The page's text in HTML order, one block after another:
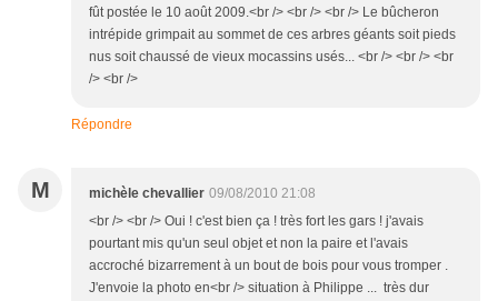
fût postée le 10 août 2009.<br /> <br /> <br /> Le bûcheron
intrépide grimpait au sommet de ces arbres géants soit pieds
nus soit chaussé de vieux mocassins usés... <br /> <br /> <br
/> <br />
Répondre
M michèle chevallier 09/08/2010 21:08
<br /> <br /> Oui ! c'est bien ça ! très fort les gars ! j'avais
pourtant mis qu'un seul objet et non la paire et l'avais
accroché bizarrement à un bout de bois pour vous tromper .
J'envoie la photo en<br /> situation à Philippe ... très dur